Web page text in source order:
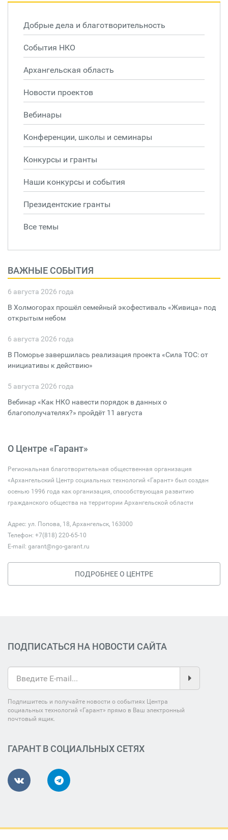
Добрые дела и благотворительность
События НКО
Архангельская область
Новости проектов
Вебинары
Конференции, школы и семинары
Конкурсы и гранты
Наши конкурсы и события
Президентские гранты
Все темы
ВАЖНЫЕ СОБЫТИЯ
6 августа 2026 года
В Холмогорах прошёл семейный экофестиваль «Живица» под
открытым небом
6 августа 2026 года
В Поморье завершилась реализация проекта «Сила ТОС: от
инициативы к действию»
5 августа 2026 года
Вебинар «Как НКО навести порядок в данных о
благополучателях?» пройдёт 11 августа
О Центре «Гарант»
Региональная благотворительная общественная организация
«Архангельский Центр социальных технологий «Гарант» был создан
осенью 1996 года как организация, способствующая развитию
гражданского общества на территории Архангельской области
Адрес: ул. Попова, 18, Архангельск, 163000
Телефон: +7(818) 220-65-10
E-mail: garant@ngo-garant.ru
ПОДРОБНЕЕ О ЦЕНТРЕ
ПОДПИСАТЬСЯ НА НОВОСТИ САЙТА
Подпишитесь и получайте новости о событиях Центра
социальных технологий «Гарант» прямо в Ваш электронный
почтовый ящик.
ГАРАНТ В СОЦИАЛЬНЫХ СЕТЯХ